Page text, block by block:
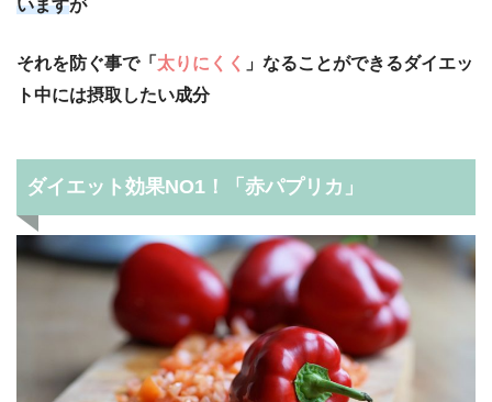
いますが
それを防ぐ事で「 太りにくく 」なることができるダイエッ
ト中には摂取したい成分
ダイエット効果NO1！「赤パプリカ」